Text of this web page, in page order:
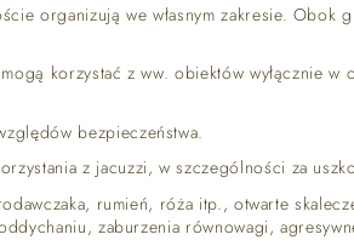
organizują we własnym zakresie. Obok
korzystać z ww. obiektów wyłącznie
bezpieczeństwa.
z jacuzzi, w szczególności za
rumień, róża itp., otwarte
zaburzenia równowagi,